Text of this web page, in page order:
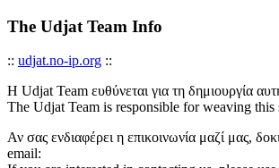
The Udjat Team Info
:: udjat.no-ip.org ::
Η Udjat Team ευθύνεται για τη δημιουργία
The Udjat Team is responsible for weaving this
Αν σας ενδιαφέρει η επικοινωνία μαζί μας,
email: